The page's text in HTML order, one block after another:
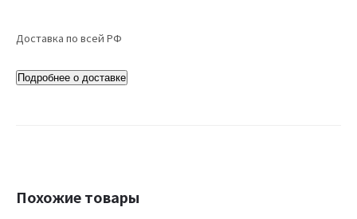
Доставка по всей РФ
Подробнее о доставке
Похожие товары